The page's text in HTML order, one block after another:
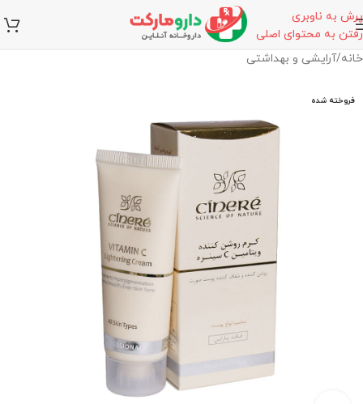
پرش به ناوبری
رفتن به محتوای اصلی
خانه/آرایشی و بهداشتی
فروخته شده